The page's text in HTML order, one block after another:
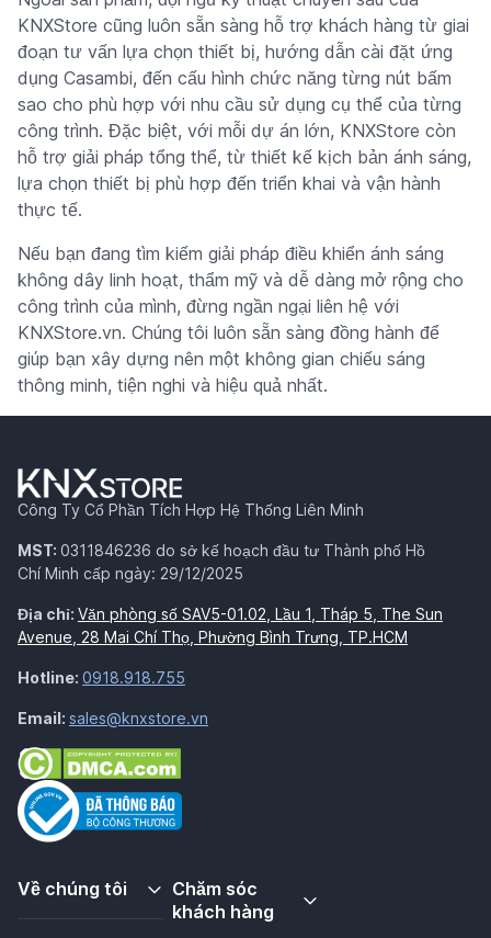
KNXStore cũng luôn sẵn sàng hỗ trợ khách hàng từ giai
đoạn tư vấn lựa chọn thiết bị, hướng dẫn cài đặt ứng
dụng Casambi, đến cấu hình chức năng từng nút bấm
sao cho phù hợp với nhu cầu sử dụng cụ thể của từng
công trình. Đặc biệt, với mỗi dự án lớn, KNXStore còn
hỗ trợ giải pháp tổng thể, từ thiết kế kịch bản ánh sáng,
lựa chọn thiết bị phù hợp đến triển khai và vận hành
thực tế.
Nếu bạn đang tìm kiếm giải pháp điều khiển ánh sáng
không dây linh hoạt, thẩm mỹ và dễ dàng mở rộng cho
công trình của mình, đừng ngần ngại liên hệ với
KNXStore.vn. Chúng tôi luôn sẵn sàng đồng hành để
giúp bạn xây dựng nên một không gian chiếu sáng
thông minh, tiện nghi và hiệu quả nhất.
Công Ty Cổ Phần Tích Hợp Hệ Thống Liên Minh
MST: 0311846236 do sở kế hoạch đầu tư Thành phố Hồ
Chí Minh cấp ngày: 29/12/2025
Địa chỉ: Văn phòng số SAV5-01.02, Lầu 1, Tháp 5, The Sun
Avenue, 28 Mai Chí Thọ, Phường Bình Trưng, TP.HCM
Hotline: 0918.918.755
Email: sales@knxstore.vn
Về chúng tôi
Chăm sóc
khách hàng